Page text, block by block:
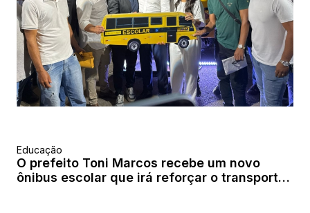
Educação
O prefeito Toni Marcos recebe um novo
ônibus escolar que irá reforçar o transporte